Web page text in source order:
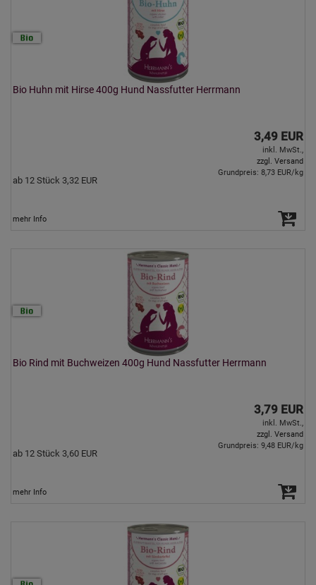
Bio Huhn mit Hirse 400g Hund Nassfutter Herrmann
3,49 EUR
inkl. MwSt.,
zzgl. Versand
ab 12 Stück 3,32 EUR
Grundpreis: 8,73 EUR/kg
mehr Info
Bio Rind mit Buchweizen 400g Hund Nassfutter Herrmann
3,79 EUR
inkl. MwSt.,
zzgl. Versand
ab 12 Stück 3,60 EUR
Grundpreis: 9,48 EUR/kg
mehr Info